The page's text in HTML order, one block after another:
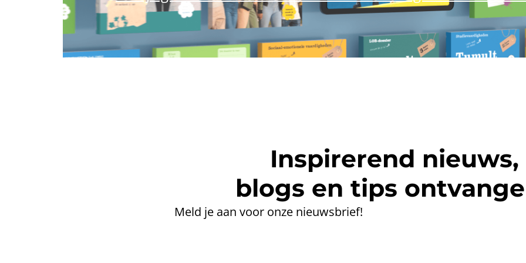
Inspirerend nieuws,
blogs en tips
Meld je aan voor onze nieuwsbrief!